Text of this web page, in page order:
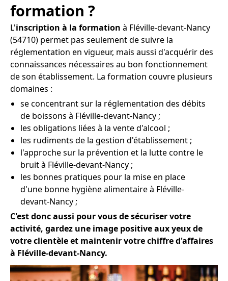
formation ?
L'inscription à la formation à Fléville-devant-Nancy
(54710) permet pas seulement de suivre la
réglementation en vigueur, mais aussi d'acquérir des
connaissances nécessaires au bon fonctionnement
de son établissement. La formation couvre plusieurs
domaines :
se concentrant sur la réglementation des débits
de boissons à Fléville-devant-Nancy ;
les obligations liées à la vente d'alcool ;
les rudiments de la gestion d'établissement ;
l'approche sur la prévention et la lutte contre le
bruit à Fléville-devant-Nancy ;
les bonnes pratiques pour la mise en place
d'une bonne hygiène alimentaire à Fléville-
devant-Nancy ;
C'est donc aussi pour vous de sécuriser votre
activité, gardez une image positive aux yeux de
votre clientèle et maintenir votre chiffre d'affaires
à Fléville-devant-Nancy.